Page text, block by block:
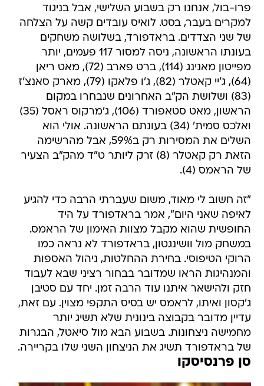
פרו-בול, אנחנו רק בשבוע השלישי, אבל בניגוד
למקרים בעבר, בסט. לואיס עובדים קשה על הצלחה
של שני הצדדים. בראדפורד, בשלושה משחקים
בעונתו הראשונה, ניסה למסור 117 פעמים, יותר
מפייטון מאנינג (114), ברט פארב (72), מאט ריאן
(64), ג'יי קאטלר (82), ג'ו פלאקו (79), מארק סאנצ'ז
(83) ושלושת הק"ב האחרונים שנבחרו במקום
הראשון, מאט סטאפורד (106), ג'מרקוס ראסל (35)
ואלכס סמית' (34) בעונתם הראשונה. אולי הוא
השלים את המסירות רק ב59%, אבל מהרשימה
הזאת רק קאטלר (8) זרק ליותר ט"ד מהק"ב הצעיר
של הראמס (4).
"זה חשוב לי מאוד, משום שעברתי הרבה כדי להגיע
לאיפה שאני היום", אמר בראדפורד על היד
החופשית שהוא מקבל מצוות האימון של הראמס.
במשחק מול וושינגטון, בראדפורד לא נראה כמו
הרוקי הטיפוסי. בחירת ההחלטות, ניהול האספות
והמנהיגות הראו שמדובר בבחור רציני שבא לעבוד
חזק ולהישאר איתנו עוד הרבה זמן. יחד עם סטיבן
ג'קסון ואיתו, לראמס יש בסיס התקפי מצוין. עם זאת,
עדיין מדובר בקבוצה בינונית שלא תשיג יותר
מחמישה ניצחונות. בשבוע הבא מול סיאטל, הבגרות
של בראדפורד תשיג את הניצחון השני שלו בקריירה.
סן פרנסיסקו